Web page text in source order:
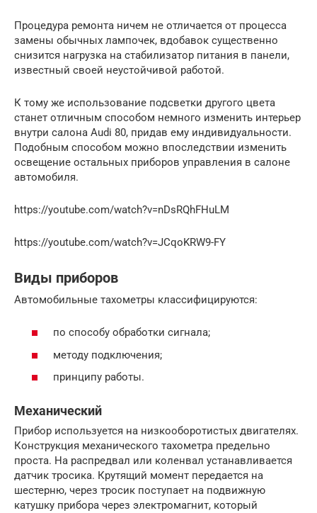
Процедура ремонта ничем не отличается от процесса
замены обычных лампочек, вдобавок существенно
снизится нагрузка на стабилизатор питания в панели,
известный своей неустойчивой работой.
К тому же использование подсветки другого цвета
станет отличным способом немного изменить интерьер
внутри салона Audi 80, придав ему индивидуальности.
Подобным способом можно впоследствии изменить
освещение остальных приборов управления в салоне
автомобиля.
https://youtube.com/watch?v=nDsRQhFHuLM
https://youtube.com/watch?v=JCqoKRW9-FY
Виды приборов
Автомобильные тахометры классифицируются:
по способу обработки сигнала;
методу подключения;
принципу работы.
Механический
Прибор используется на низкооборотистых двигателях.
Конструкция механического тахометра предельно
проста. На распредвал или коленвал устанавливается
датчик тросика. Крутящий момент передается на
шестерню, через тросик поступает на подвижную
катушку прибора через электромагнит, который